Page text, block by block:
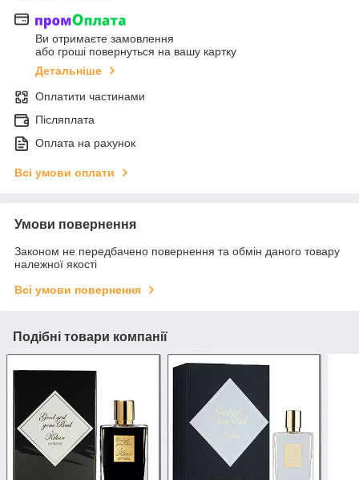
Ви отримаєте замовлення
або гроші повернуться на вашу картку
Детальніше
Оплатити частинами
Післяплата
Оплата на рахунок
Всі умови оплати
Умови повернення
Законом не передбачено повернення та обмін даного товару
належної якості
Всі умови повернення
Подібні товари компанії